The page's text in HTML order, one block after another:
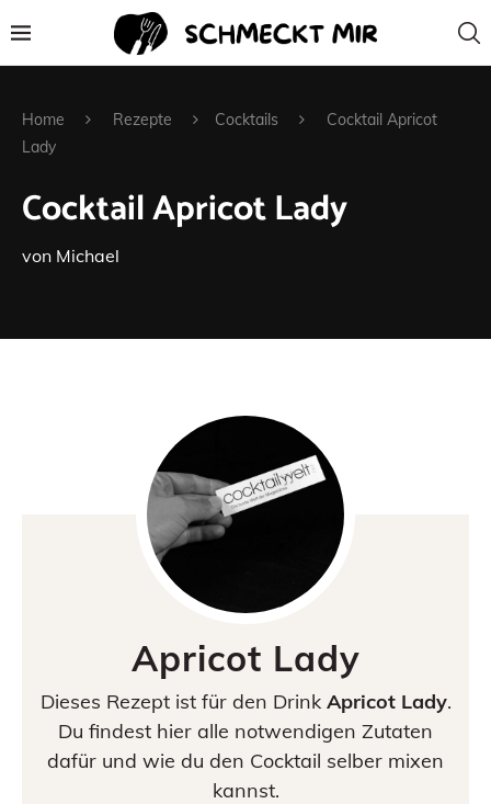
Home Rezepte Cocktails
Cocktail Apricot
Lady
Cocktail Apricot Lady
von Michael
Apricot Lady
Dieses Rezept ist für den Drink Apricot Lady.
Du findest hier alle notwendigen Zutaten
dafür und wie du den Cocktail selber mixen
kannst.